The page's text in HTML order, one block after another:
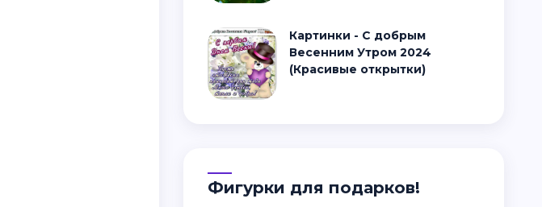
Картинки - С добрым
Весенним Утром 2024
(Красивые открытки)
Фигурки для подарков!